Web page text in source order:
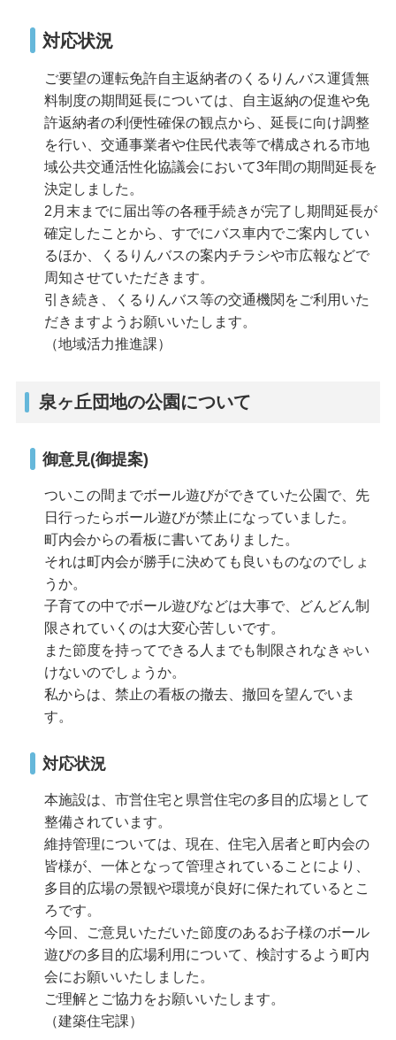
対応状況
ご要望の運転免許自主返納者のくるりんバス運賃無
料制度の期間延長については、自主返納の促進や免
許返納者の利便性確保の観点から、延長に向け調整
を行い、交通事業者や住民代表等で構成される市地
域公共交通活性化協議会において3年間の期間延長を
決定しました。
2月末までに届出等の各種手続きが完了し期間延長が
確定したことから、すでにバス車内でご案内してい
るほか、くるりんバスの案内チラシや市広報などで
周知させていただきます。
引き続き、くるりんバス等の交通機関をご利用いた
だきますようお願いいたします。
（地域活力推進課）
泉ヶ丘団地の公園について
御意見(御提案)
ついこの間までボール遊びができていた公園で、先
日行ったらボール遊びが禁止になっていました。
町内会からの看板に書いてありました。
それは町内会が勝手に決めても良いものなのでしょ
うか。
子育ての中でボール遊びなどは大事で、どんどん制
限されていくのは大変心苦しいです。
また節度を持ってできる人までも制限されなきゃい
けないのでしょうか。
私からは、禁止の看板の撤去、撤回を望んでいま
す。
対応状況
本施設は、市営住宅と県営住宅の多目的広場として
整備されています。
維持管理については、現在、住宅入居者と町内会の
皆様が、一体となって管理されていることにより、
多目的広場の景観や環境が良好に保たれているとこ
ろです。
今回、ご意見いただいた節度のあるお子様のボール
遊びの多目的広場利用について、検討するよう町内
会にお願いいたしました。
ご理解とご協力をお願いいたします。
（建築住宅課）